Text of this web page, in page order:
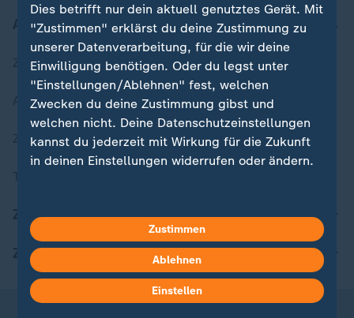
Aktuell bei ZDFheute
Zuletzt veröffentlicht
Aktuelle Sendungs-Videos
ZDFheute Stories
ZDFheute Update
ZDFheute Apps
Dies betrifft nur dein aktuell genutztes Gerät. Mit
"Zustimmen" erklärst du deine Zustimmung zu
unserer Datenverarbeitung, für die wir deine
Einwilligung benötigen. Oder du legst unter
"Einstellungen/Ablehnen" fest, welchen
Zwecken du deine Zustimmung gibst und
welchen nicht. Deine Datenschutzeinstellungen
kannst du jederzeit mit Wirkung für die Zukunft
in deinen Einstellungen widerrufen oder ändern.
Weitere Informationen findest du in unserer
Datenschutzerklärung.Zustimmen
Ablehnen
Einstellen